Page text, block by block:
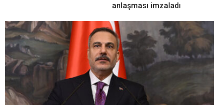
anlaşması imzaladı